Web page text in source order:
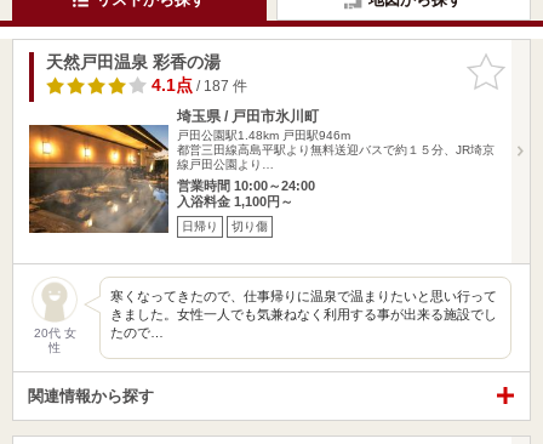
お気に入
りに追加
天然戸田温泉 彩香の湯
4.1点/ 187 件
埼玉県 / 戸田市氷川町
戸田公園駅1.48km 戸田駅946m
都営三田線高島平駅より無料送迎バスで約１５分、JR埼京
線戸田公園より…
営業時間 10:00～24:00
入浴料金 1,100円～
日帰り 切り傷
20代 女
性
寒くなってきたので、仕事帰りに温泉で温まりたいと思い行って
きました。女性一人でも気兼ねなく利用する事が出来る施設でし
たので…
関連情報から探す